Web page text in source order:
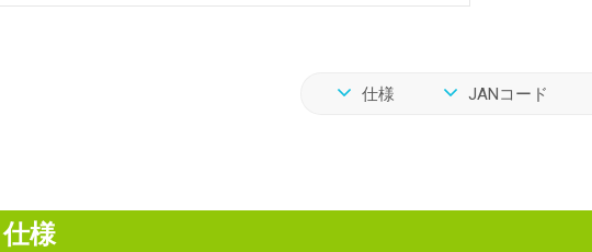
仕様 JANコード
仕様